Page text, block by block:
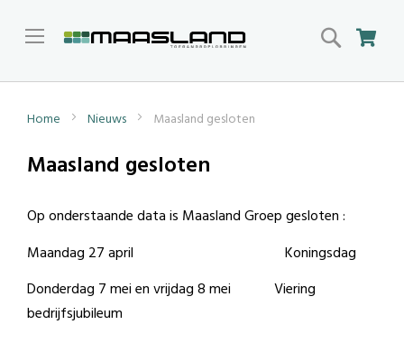
Search
Home Nieuws Maasland gesloten
Maasland gesloten
Op onderstaande data is Maasland Groep gesloten :
Maandag 27 april Koningsdag
Donderdag 7 mei en vrijdag 8 mei Viering
bedrijfsjubileum